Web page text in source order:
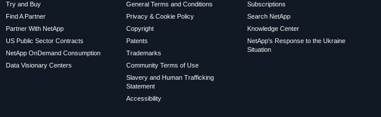
Try and Buy
Find A Partner
Partner With NetApp
US Public Sector Contracts
NetApp OnDemand Consumption
Data Visionary Centers
General Terms and Conditions
Privacy & Cookie Policy
Copyright
Patents
Trademarks
Community Terms of Use
Slavery and Human Trafficking
Statement
Accessibility
Subscriptions
Search NetApp
Knowledge Center
NetApp's Response to the Ukraine
Situation